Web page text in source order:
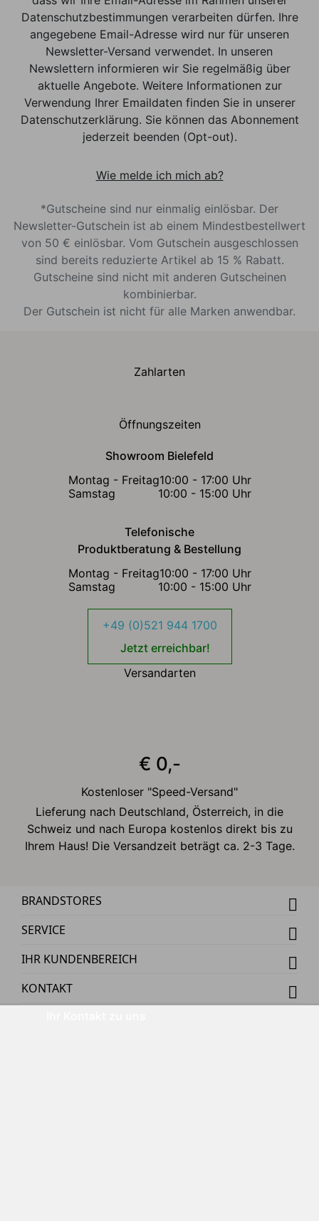
Datenschutzbestimmungen verarbeiten dürfen. Ihre
angegebene Email-Adresse wird nur für unseren
Newsletter-Versand verwendet. In unseren
Newslettern informieren wir Sie regelmäßig über
aktuelle Angebote. Weitere Informationen zur
Verwendung Ihrer Emaildaten finden Sie in unserer
Datenschutzerklärung. Sie können das Abonnement
jederzeit beenden (Opt-out).
Wie melde ich mich ab?
*Gutscheine sind nur einmalig einlösbar. Der
Newsletter-Gutschein ist ab einem Mindestbestellwert
von 50 € einlösbar. Vom Gutschein ausgeschlossen
sind bereits reduzierte Artikel ab 15 % Rabatt.
Gutscheine sind nicht mit anderen Gutscheinen
kombinierbar.
Der Gutschein ist nicht für alle Marken anwendbar.
Zahlarten
Öffnungszeiten
Showroom Bielefeld
Montag - Freitag10:00 - 17:00 Uhr
Samstag
10:00 - 15:00 Uhr
Telefonische
Produktberatung & Bestellung
Montag - Freitag10:00 - 17:00 Uhr
Samstag
10:00 - 15:00 Uhr
+49 (0)521 944 1700
Jetzt erreichbar!
Versandarten
€ 0,-
Kostenloser "Speed-Versand"
Lieferung nach Deutschland, Österreich, in die
Schweiz und nach Europa kostenlos direkt bis zu
Ihrem Haus! Die Versandzeit beträgt ca. 2-3 Tage.
BRANDSTORES
SERVICE
IHR KUNDENBEREICH
KONTAKT